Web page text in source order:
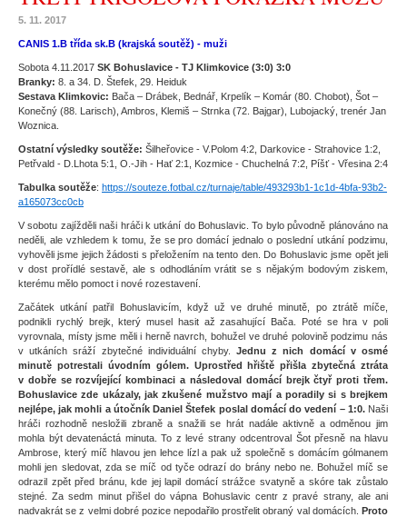
5. 11. 2017
CANIS 1.B třída sk.B (krajská soutěž) - muži
Sobota 4.11.2017 SK Bohuslavice - TJ Klimkovice (3:0) 3:0
Branky: 8. a 34. D. Štefek, 29. Heiduk
Sestava Klimkovic: Bača – Drábek, Bednář, Krpelík – Komár (80. Chobot), Šot –
Konečný (88. Larisch), Ambros, Klemiš – Strnka (72. Bajgar), Lubojacký, trenér Jan
Woznica.
Ostatní výsledky soutěže: Šilheřovice - V.Polom 4:2, Darkovice - Strahovice 1:2,
Petřvald - D.Lhota 5:1, O.-Jih - Hať 2:1, Kozmice - Chuchelná 7:2, Píšť - Vřesina 2:4
Tabulka soutěže: https://souteze.fotbal.cz/turnaje/table/493293b1-1c1d-4bfa-93b2-
a165073cc0cb
V sobotu zajížděli naši hráči k utkání do Bohuslavic. To bylo původně plánováno na
neděli, ale vzhledem k tomu, že se pro domácí jednalo o poslední utkání podzimu,
vyhověli jsme jejich žádosti s přeložením na tento den. Do Bohuslavic jsme opět jeli
v dost prořídlé sestavě, ale s odhodláním vrátit se s nějakým bodovým ziskem,
kterému mělo pomoct i nové rozestavení.
Začátek utkání patřil Bohuslavicím, když už ve druhé minutě, po ztrátě míče,
podnikli rychlý brejk, který musel hasit až zasahující Bača. Poté se hra v poli
vyrovnala, místy jsme měli i herně navrch, bohužel ve druhé polovině podzimu nás
v utkáních sráží zbytečné individuální chyby.Jednu z nich domácí v osmé
minutě potrestali úvodním gólem. Uprostřed hřiště přišla zbytečná ztráta
v dobře se rozvíjející kombinaci a následoval domácí brejk čtyř proti třem.
Bohuslavice zde ukázaly, jak zkušené mužstvo mají a poradily si s brejkem
nejlépe, jak mohli a útočník Daniel Štefek poslal domácí do vedení – 1:0.Naši
hráči rozhodně nesložili zbraně a snažili se hrát nadále aktivně a odměnou jim
mohla být devatenáctá minuta. To z levé strany odcentroval Šot přesně na hlavu
Ambrose, který míč hlavou jen lehce lízl a pak už společně s domácím gólmanem
mohli jen sledovat, zda se míč od tyče odrazí do brány nebo ne. Bohužel míč se
odrazil zpět před bránu, kde jej lapil domácí strážce svatyně a skóre tak zůstalo
stejné. Za sedm minut přišel do vápna Bohuslavic centr z pravé strany, ale ani
nadvakrát se z velmi dobré pozice nepodařilo prostřelit obraný val domácích. Proto